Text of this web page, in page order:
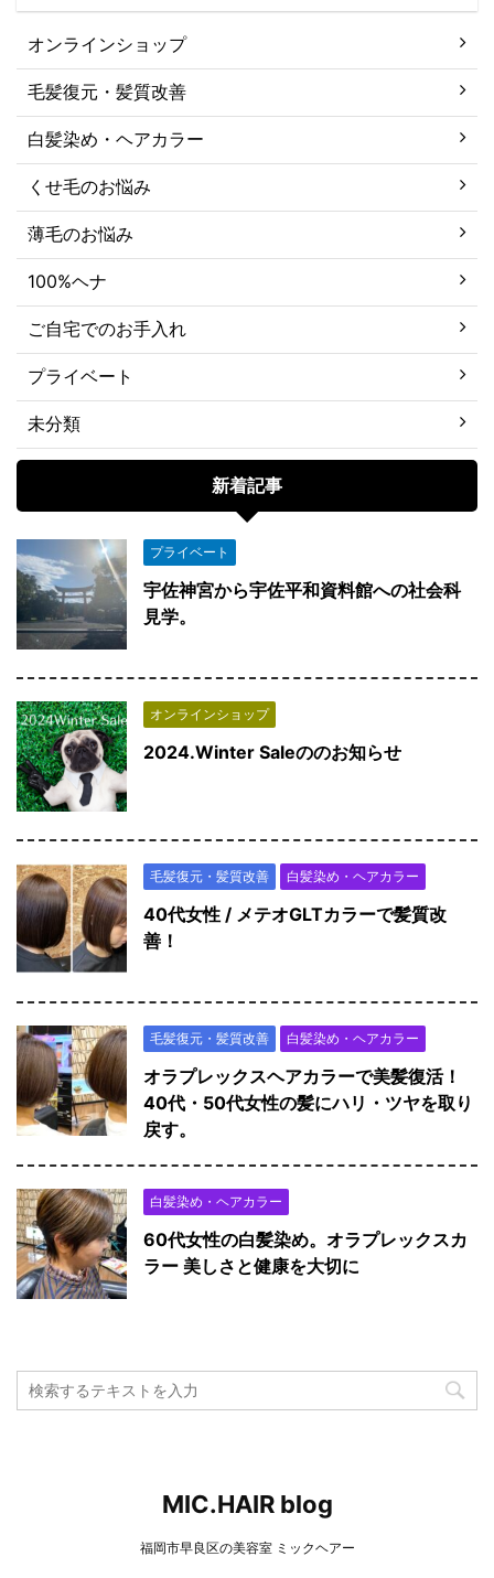
オンラインショップ
毛髪復元・髪質改善
白髪染め・ヘアカラー
くせ毛のお悩み
薄毛のお悩み
100%ヘナ
ご自宅でのお手入れ
プライベート
未分類
新着記事
プライベート
宇佐神宮から宇佐平和資料館への社会科
見学。
オンラインショップ
2024.Winter Saleののお知らせ
毛髪復元・髪質改善 白髪染め・ヘアカラー
40代女性 / メテオGLTカラーで髪質改
善！
毛髪復元・髪質改善 白髪染め・ヘアカラー
オラプレックスヘアカラーで美髪復活！
40代・50代女性の髪にハリ・ツヤを取り
戻す。
白髪染め・ヘアカラー
60代女性の白髪染め。オラプレックスカ
ラー 美しさと健康を大切に
MIC.HAIR blog
福岡市早良区の美容室 ミックヘアー